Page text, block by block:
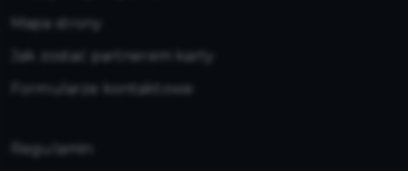
Mapa strony
Jak zostać partnerem karty
Formularze kontaktowe
Regulamin